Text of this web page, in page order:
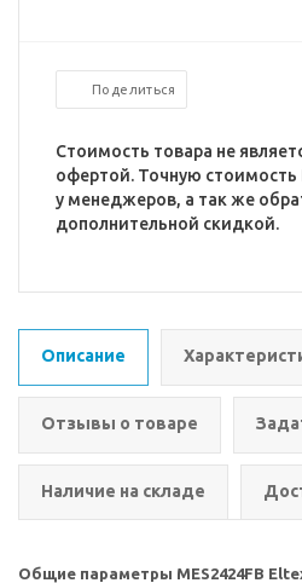
Поделиться
Стоимость товара не
офертой. Точную
у менеджеров, а так же
дополнительной скидкой.
Описание
Отзывы о товаре
Наличие на складе
Общие параметры MES2424FB